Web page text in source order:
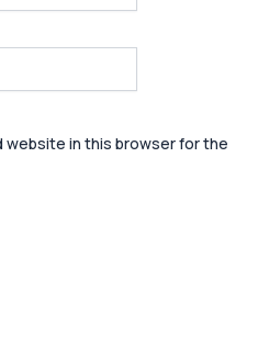
website in this browser for the